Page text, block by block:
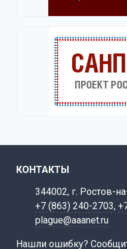
КОНТАКТЫ
344002, г. Ростов-
+7 (863) 240-2703,
plague@aaanet.ru
Нашли ошибку?